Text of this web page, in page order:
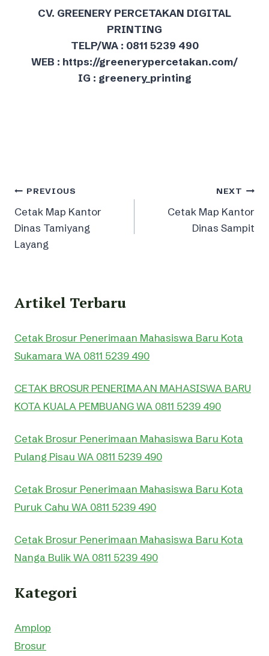
CV. GREENERY PERCETAKAN DIGITAL
PRINTING
TELP/WA : 0811 5239 490
WEB : https://greenerypercetakan.com/
IG : greenery_printing
Post
navigation
PREVIOUS
Cetak Map Kantor
Dinas Tamiyang
Layang
NEXT
Cetak Map Kantor
Dinas Sampit
Artikel Terbaru
Cetak Brosur Penerimaan Mahasiswa Baru Kota
Sukamara WA 0811 5239 490
CETAK BROSUR PENERIMAAN MAHASISWA BARU
KOTA KUALA PEMBUANG WA 0811 5239 490
Cetak Brosur Penerimaan Mahasiswa Baru Kota
Pulang Pisau WA 0811 5239 490
Cetak Brosur Penerimaan Mahasiswa Baru Kota
Puruk Cahu WA 0811 5239 490
Cetak Brosur Penerimaan Mahasiswa Baru Kota
Nanga Bulik WA 0811 5239 490
Kategori
Amplop
Brosur